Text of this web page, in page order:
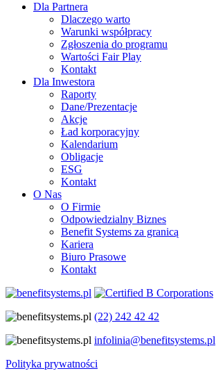
Dla Partnera
Dlaczego warto
Warunki współpracy
Zgłoszenia do programu
Wartości Fair Play
Kontakt
Dla Inwestora
Raporty
Dane/Prezentacje
Akcje
Ład korporacyjny
Kalendarium
Obligacje
ESG
Kontakt
O Nas
O Firmie
Odpowiedzialny Biznes
Benefit Systems za granicą
Kariera
Biuro Prasowe
Kontakt
(22) 242 42 42
infolinia@benefitsystems.pl
Polityka prywatności